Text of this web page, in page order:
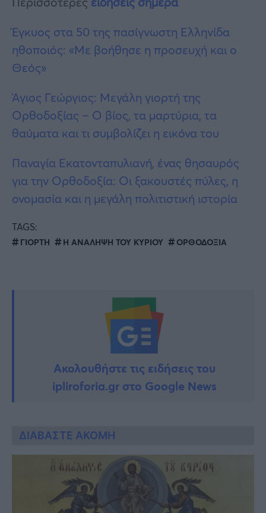
Έγκυος στα 50 της πασίγνωστη Ελληνίδα
ηθοποιός: «Με βοήθησε η προσευχή και ο
Θεός»
Άγιος Γεώργιος: Μεγάλη γιορτή της
Ορθοδοξίας – Ο βίος, τα μαρτύρια, τα
θαύματα και τι συμβολίζει η εικόνα του
Παναγία Εκατονταπυλιανή, ένας θησαυρός
για την Ορθοδοξία: Οι ξακουστές πύλες, η
ονομασία και η μεγάλη πολιτιστική ιστορία
TAGS:
ΓΙΟΡΤΗ Η ΑΝΑΛΗΨΗ ΤΟΥ ΚΥΡΙΟΥ ΟΡΘΟΔΟΞΙΑ
Ακολουθήστε τις ειδήσεις του
ipliroforia.gr στο Google News
ΔΙΑΒΑΣΤΕ ΑΚΟΜΗ